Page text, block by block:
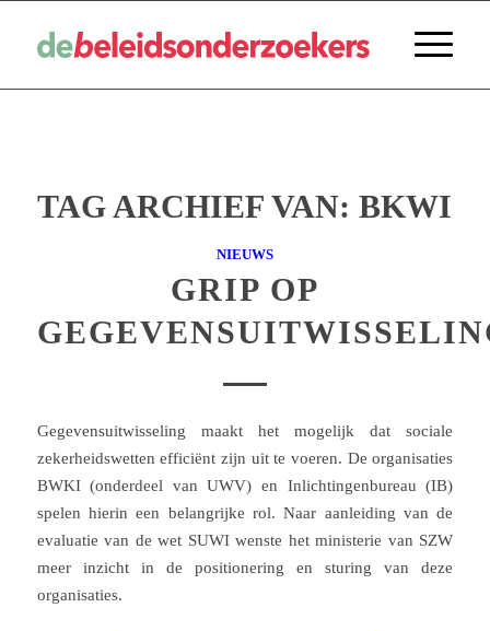
TAG ARCHIEF VAN:BKWI
NIEUWS
GRIP OP
Gegevensuitwisseling maakt het mogelijk dat sociale
zekerheidswetten efficiënt zijn uit te voeren. De organisaties
BWKI (onderdeel van UWV) en Inlichtingenbureau (IB)
spelen hierin een belangrijke rol. Naar aanleiding van de
evaluatie van de wet SUWI wenste het ministerie van SZW
meer inzicht in de positionering en sturing van deze
organisaties.